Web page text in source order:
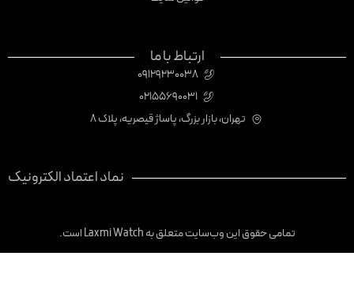
ارتباط با ما
09129230038
02155690031
تهران، بازار بزرگ، پاساژ قیصریه، پلاک 8
نماد اعتماد الکترونیک
تمامی حقوق این وب‌سایت متعلق به Laxmi Watch است.